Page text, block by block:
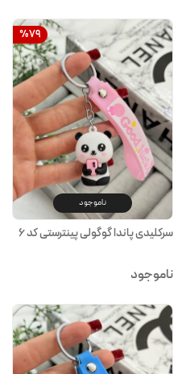
%79
ناموجود
سرکلیدی پاندا گوگولی پینترستی کد ۶
ناموجود